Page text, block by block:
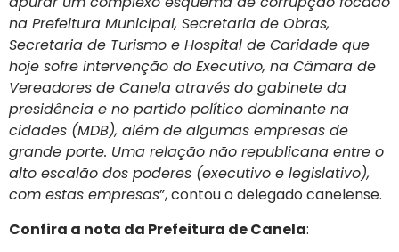
na Prefeitura Municipal, Secretaria de Obras,
Secretaria de Turismo e Hospital de Caridade que
hoje sofre intervenção do Executivo, na Câmara de
Vereadores de Canela através do gabinete da
presidência e no partido político dominante na
cidades (MDB), além de algumas empresas de
grande porte. Uma relação não republicana entre o
alto escalão dos poderes (executivo e legislativo),
com estas empresas”, contou o delegado canelense.
Confira a nota da Prefeitura de Canela: